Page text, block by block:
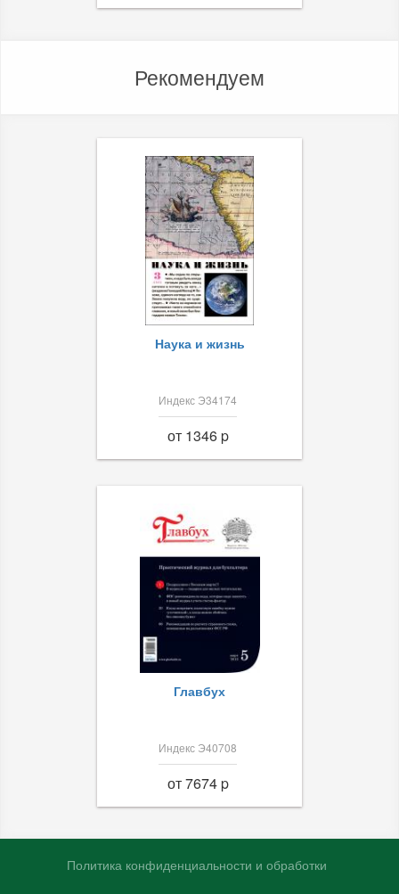
Рекомендуем
Наука и жизнь
Индекс Э34174
от 1346 p
Главбух
Индекс Э40708
от 7674 p
Политика конфиденциальности и обработки